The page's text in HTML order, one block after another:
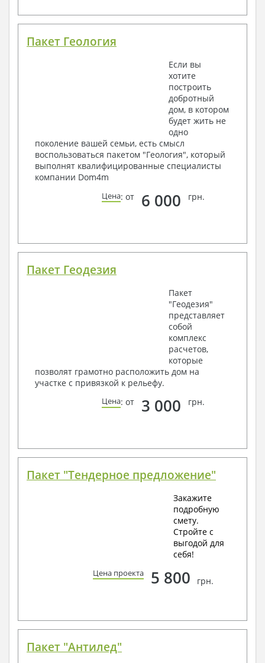
Пакет Геология
Если вы
хотите
построить
добротный
дом, в котором
будет жить не
одно
поколение вашей семьи, есть смысл
воспользоваться пакетом "Геология", который
выполнят квалифицированные специалисты
компании Dom4m
Цена: от 6 000 грн.
Пакет Геодезия
Пакет
"Геодезия"
представляет
собой
комплекс
расчетов,
которые
позволят грамотно расположить дом на
участке с привязкой к рельефу.
Цена: от 3 000 грн.
Пакет "Тендерное предложение"
Закажите
подробную
смету.
Стройте с
выгодой для
себя!
Цена проекта 5 800 грн.
Пакет "Антилед"